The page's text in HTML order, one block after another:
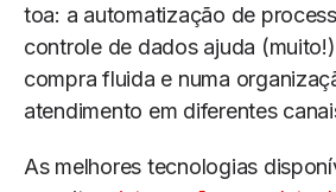
toa: a automatização de
controle de dados ajuda
compra fluida e numa
atendimento em diferentes
As melhores tecnologias